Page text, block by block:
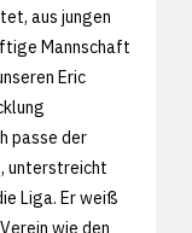
aus jungen
Mannschaft
Eric
passe der
unterstreicht
Liga. Er weiß